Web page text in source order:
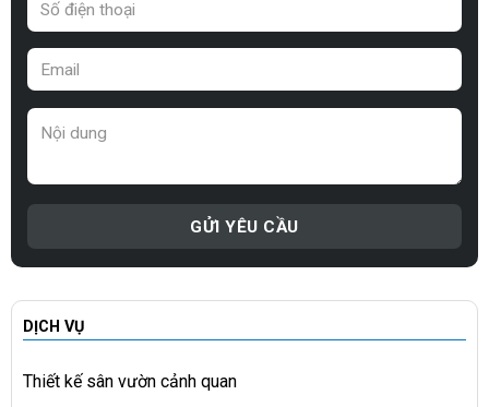
DỊCH VỤ
Thiết kế sân vườn cảnh quan